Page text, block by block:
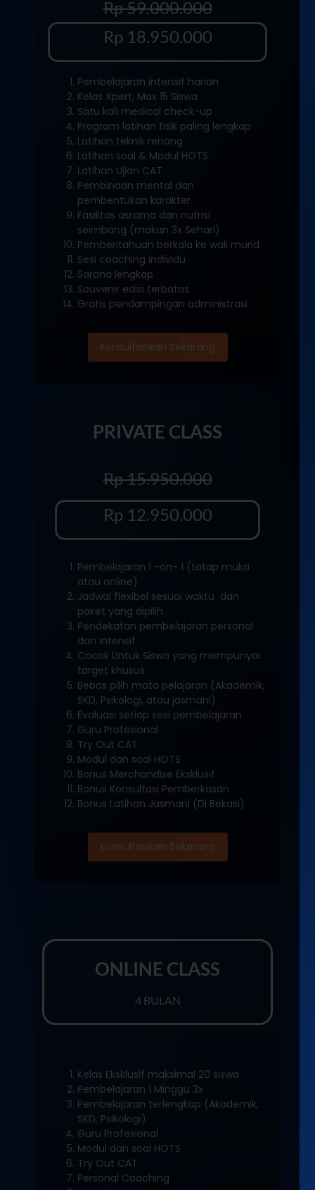
Rp 59.000.000
Rp 18.950.000
Pembelajaran intensif harian
Kelas Xpert, Max 15 Siswa
Satu kali medical check-up
Program latihan fisik paling lengkap
Latihan teknik renang
Latihan soal & Modul HOTS
Latihan Ujian CAT
Pembinaan mental dan
pembentukan karakter
Fasilitas asrama dan nutrisi
seimbang (makan 3x Sehari)
Pemberitahuan berkala ke wali murid
Sesi coaching individu
Sarana lengkap
Souvenir edisi terbatas
Gratis pendampingan administrasi
Konsultasikan Sekarang
PRIVATE CLASS
Rp 15.950.000
Rp 12.950.000
Pembelajaran 1 -on- 1 (tatap muka
atau online)
Jadwal flexibel sesuai waktu dan
paket yang dipilih
Pendekatan pembelajaran personal
dan intensif
Cocok Untuk Siswa yang mempunyai
target khusus
Bebas pilih mata pelajaran (Akademik,
SKD, Psikologi, atau jasmani)
Evaluasi setiap sesi pembelajaran
Guru Profesional
Try Out CAT
Modul dan soal HOTS
Bonus Merchandise Eksklusif
Bonus Konsultasi Pemberkasan
Bonus Latihan Jasmani (Di Bekasi)
Konsultasikan Sekarang
ONLINE CLASS
4 BULAN
Kelas Eksklusif maksimal 20 siswa
Pembelajaran 1 Minggu 3x
Pembelajaran terlengkap (Akademik,
SKD, Psikologi)
Guru Profesional
Modul dan soal HOTS
Try Out CAT
Personal Coaching